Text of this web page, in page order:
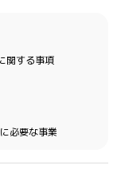
関する事項
必要な事業